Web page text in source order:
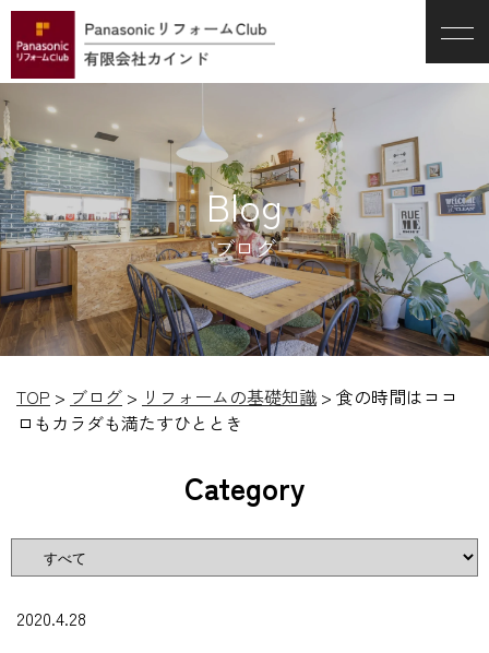
Blog
ブログ
TOP > ブログ > リフォームの基礎知識> 食の時間はココ
ロもカラダも満たすひととき
Category
2020.4.28